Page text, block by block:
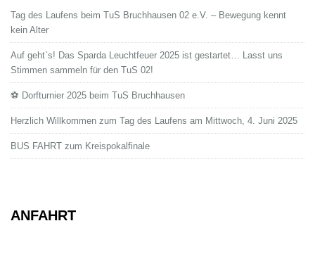
Tag des Laufens beim TuS Bruchhausen 02 e.V. – Bewegung kennt
kein Alter
Auf geht`s! Das Sparda Leuchtfeuer 2025 ist gestartet… Lasst uns
Stimmen sammeln für den TuS 02!
⚽ Dorfturnier 2025 beim TuS Bruchhausen
Herzlich Willkommen zum Tag des Laufens am Mittwoch, 4. Juni 2025
BUS FAHRT zum Kreispokalfinale
ANFAHRT